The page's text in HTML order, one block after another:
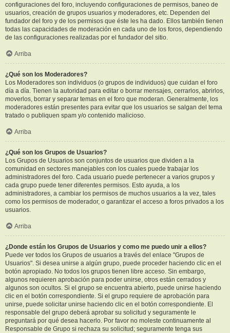
configuraciones del foro, incluyendo configuraciones de permisos, baneo de
usuarios, creación de grupos usuarios y moderadores, etc. Dependen del
fundador del foro y de los permisos que éste les ha dado. Ellos también tienen
todas las capacidades de moderación en cada uno de los foros, dependiendo
de las configuraciones realizadas por el fundador del sitio.
Arriba
¿Qué son los Moderadores?
Los Moderadores son individuos (o grupos de individuos) que cuidan el foro
día a día. Tienen la autoridad para editar o borrar mensajes, cerrarlos, abrirlos,
moverlos, borrar y separar temas en el foro que moderan. Generalmente, los
moderadores están presentes para evitar que los usuarios se salgan del tema
tratado o publiquen spam y/o contenido malicioso.
Arriba
¿Qué son los Grupos de Usuarios?
Los Grupos de Usuarios son conjuntos de usuarios que dividen a la
comunidad en sectores manejables con los cuales puede trabajar los
administradores del foro. Cada usuario puede pertenecer a varios grupos y
cada grupo puede tener diferentes permisos. Esto ayuda, a los
administradores, a cambiar los permisos de muchos usuarios a la vez, tales
como los permisos de moderador, o garantizar el acceso a foros privados a los
usuarios.
Arriba
¿Donde están los Grupos de Usuarios y como me puedo unir a ellos?
Puede ver todos los Grupos de usuarios a través del enlace "Grupos de
Usuarios". Si desea unirse a algún grupo, puede proceder haciendo clic en el
botón apropiado. No todos los grupos tienen libre acceso. Sin embargo,
algunos requieren aprobación para poder unirse, otros están cerrados y
algunos son ocultos. Si el grupo se encuentra abierto, puede unirse haciendo
clic en el botón correspondiente. Si el grupo requiere de aprobación para
unirse, puede solicitar unirse haciendo clic en el botón correspondiente. El
responsable del grupo deberá aprobar su solicitud y seguramente le
preguntará por qué desea hacerlo. Por favor no moleste continuamente al
Responsable de Grupo si rechaza su solicitud; seguramente tenga sus